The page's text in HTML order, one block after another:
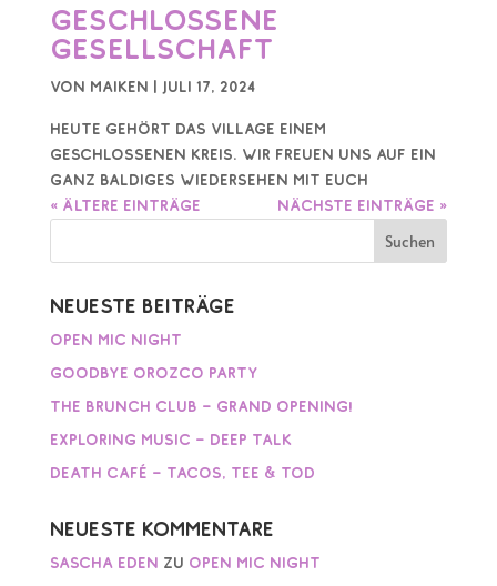
Geschlossene
Gesellschaft
von Maiken | Juli 17, 2024
Heute gehört das Village einem
geschlossenen Kreis. Wir freuen uns auf ein
ganz baldiges Wiedersehen mit euch
« Ältere Einträge
Nächste Einträge »
Neueste Beiträge
Open Mic Night
Goodbye Orozco Party
The Brunch Club – Grand Opening!
Exploring Music – Deep Talk
Death Café – Tacos, Tee & Tod
Neueste Kommentare
Sascha Eden zu Open Mic Night